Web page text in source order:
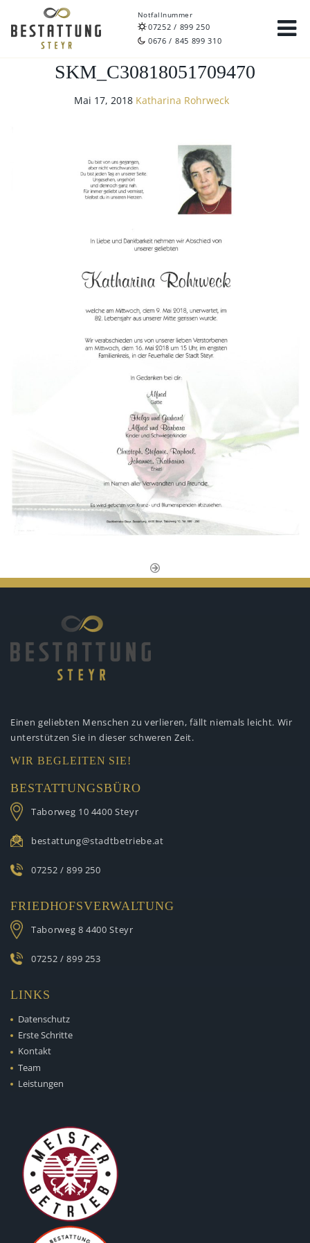
Notfallnummer
07252 / 899 250
0676 / 845 899 310
SKM_C30818051709470
Mai 17, 2018 Katharina Rohrweck
Einen geliebten Menschen zu verlieren, fällt niemals leicht. Wir
unterstützen Sie in dieser schweren Zeit.
WIR BEGLEITEN SIE!
BESTATTUNGSBÜRO
Taborweg 10 4400 Steyr
bestattung@stadtbetriebe.at
07252 / 899 250
FRIEDHOFSVERWALTUNG
Taborweg 8 4400 Steyr
07252 / 899 253
LINKS
Datenschutz
Erste Schritte
Kontakt
Team
Leistungen